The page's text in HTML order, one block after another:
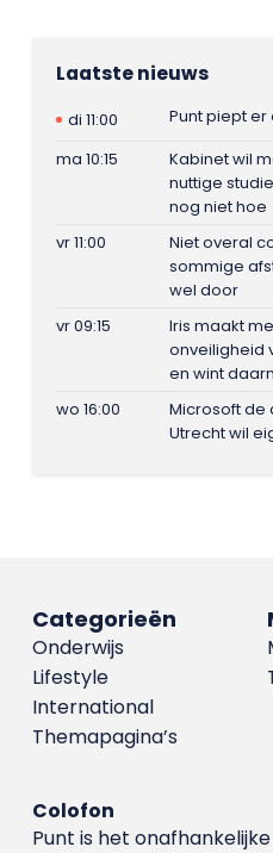
Laatste nieuws
di 11:00
Punt piept er
ma 10:15
Kabinet wil
nuttige
nog niet hoe
vr 11:00
Niet overal
sommige
wel door
vr 09:15
Iris maakt
onveiligheid
en wint
wo 16:00
Microsoft de
Utrecht wil
Categorieën
Onderwijs
Lifestyle
International
Themapagina’s
Colofon
Punt is het